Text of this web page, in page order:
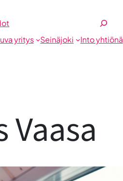
Etsi
yritys Seinäjoki Into yhtiönä